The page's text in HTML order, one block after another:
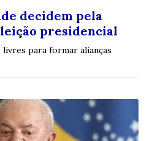
decidem pela
presidencial
para formar alianças